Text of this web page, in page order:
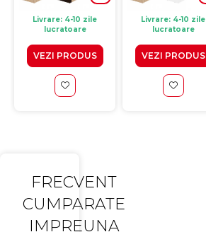
Livrare: 4-10 zile
lucratoare
VEZI PRODUS
Livrare: 4-10 zile
lucratoare
VEZI PRODUS
FRECVENT
CUMPARATE
IMPREUNA